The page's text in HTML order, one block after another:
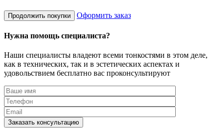
Продолжить покупки Оформить заказ
Нужна помощь специалиста?
Наши специалисты владеют всеми тонкостями в этом деле,
как в технических, так и в эстетических аспектах и
удовольствием бесплатно вас проконсультируют
Заказать консультацию